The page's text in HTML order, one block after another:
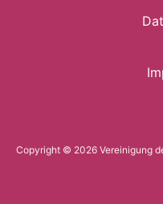
Copyright © 2026 Vereinigung